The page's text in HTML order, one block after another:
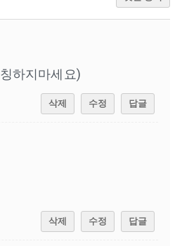
하지마세요)
삭제 수정 답글
삭제 수정 답글